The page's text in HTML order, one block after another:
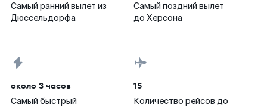
Самый ранний вылет из
Дюссельдорфа
Самый поздний вылет
до Херсона
около 3 часов
Самый быстрый
15
Количество рейсов до